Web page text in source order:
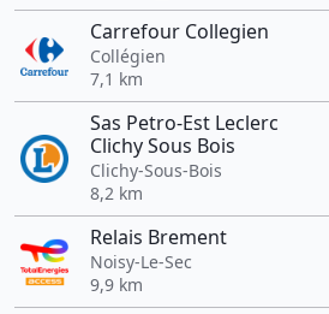
Carrefour Collegien
Collégien
7,1 km
Sas Petro-Est Leclerc
Clichy Sous Bois
Clichy-Sous-Bois
8,2 km
Relais Brement
Noisy-Le-Sec
9,9 km